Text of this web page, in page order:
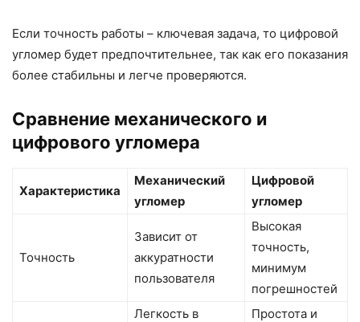
Если точность работы – ключевая задача, то цифровой
угломер будет предпочтительнее, так как его показания
более стабильны и легче проверяются.
Сравнение механического и
цифрового угломера
Характеристика
Механический
угломер
Цифровой
угломер
Точность
Зависит от
аккуратности
пользователя
Высокая
точность,
минимум
погрешностей
Легкость в
Простота и